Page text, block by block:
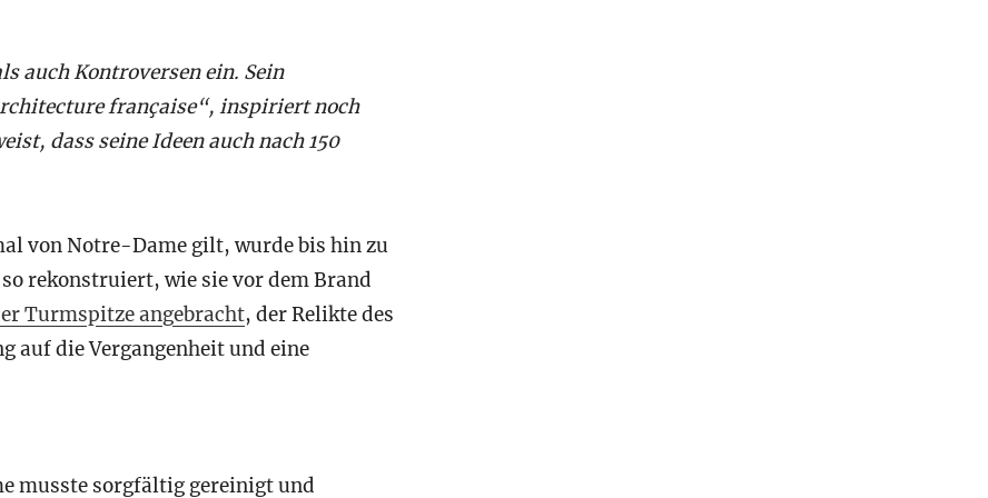
auch Kontroversen ein. Sein
française“, inspiriert noch
dass seine Ideen auch nach 150
von Notre-Dame gilt, wurde bis hin zu
rekonstruiert, wie sie vor dem Brand
Turmspitze angebracht, der Relikte des
auf die Vergangenheit und eine
musste sorgfältig gereinigt und